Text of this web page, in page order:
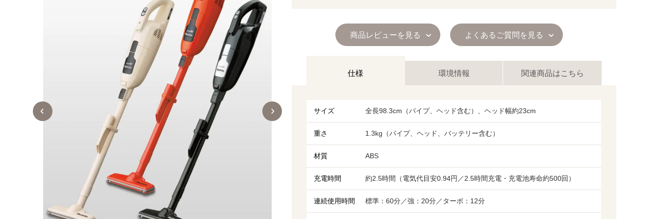
商品レビューを見る よくあるご質問を見る
仕様 環境情報 関連商品はこちら
サイズ 全長98.3cm（パイプ、ヘッド含む）、ヘッド幅約23cm
重さ 1.3kg（パイプ、ヘッド、バッテリー含む）
材質 ABS
充電時間 約2.5時間（電気代目安0.94円／2.5時間充電・充電池寿命約500回）
連続使用時間 標準：60分／強：20分／ターボ：12分